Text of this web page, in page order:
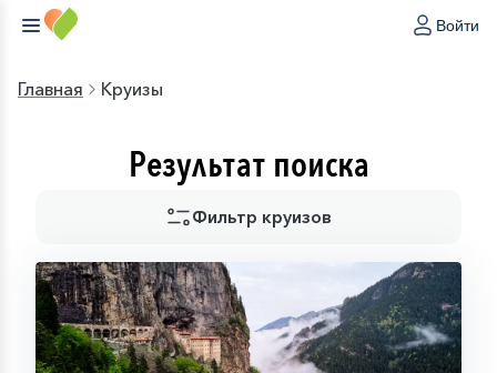
Войти
Главная Круизы
Результат поиска
Фильтр круизов